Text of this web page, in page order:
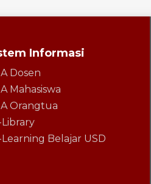
Informasi
Dosen
Mahasiswa
Orangtua
Library
Learning Belajar USD